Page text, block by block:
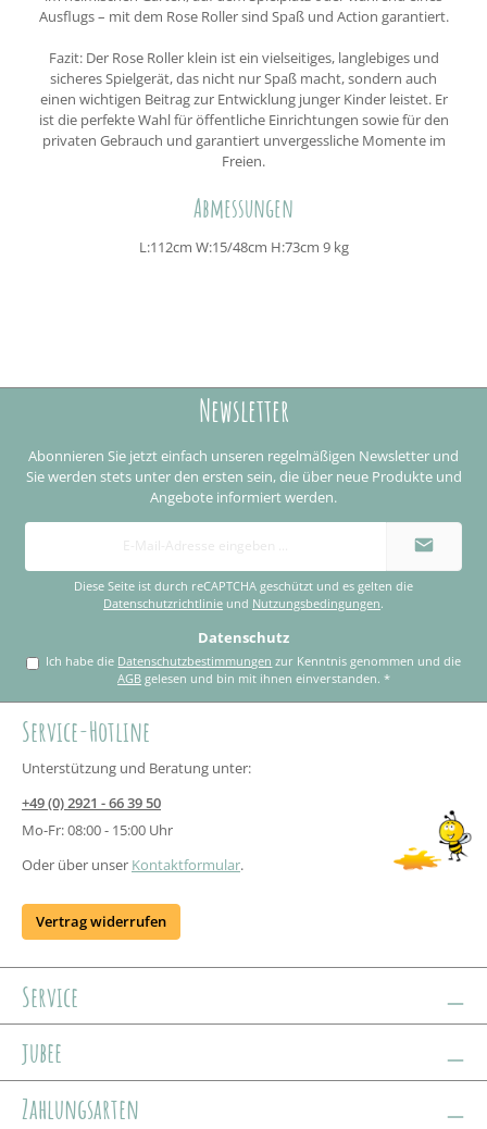
Ausflugs – mit dem Rose Roller sind Spaß und Action garantiert.
Fazit: Der Rose Roller klein ist ein vielseitiges, langlebiges und
sicheres Spielgerät, das nicht nur Spaß macht, sondern auch
einen wichtigen Beitrag zur Entwicklung junger Kinder leistet. Er
ist die perfekte Wahl für öffentliche Einrichtungen sowie für den
privaten Gebrauch und garantiert unvergessliche Momente im
Freien.
Abmessungen
L:112cm W:15/48cm H:73cm 9 kg
Newsletter
Abonnieren Sie jetzt einfach unseren regelmäßigen Newsletter und
Sie werden stets unter den ersten sein, die über neue Produkte und
Angebote informiert werden.
E-
Adresse
Diese Seite ist durch reCAPTCHA geschützt und es gelten die
Datenschutzrichtlinie und Nutzungsbedingungen.
Datenschutz
Ich habe die Datenschutzbestimmungen
AGB gelesen und bin mit ihnen einverstanden.*
Service-Hotline
Unterstützung und Beratung unter:
+49 (0) 2921 - 66 39 50
Mo-Fr: 08:00 - 15:00 Uhr
Oder über unser Kontaktformular.
Vertrag widerrufen
Service
jubee
Zahlungsarten